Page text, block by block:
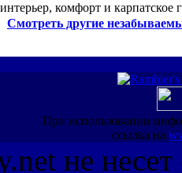
комфорт и карпатское
Смотреть другие
При использовании
ссылка на
не несет